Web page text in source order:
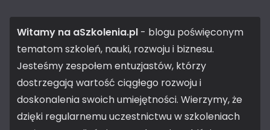
Witamy na aSzkolenia.pl - blogu poświęconym
tematom szkoleń, nauki, rozwoju i biznesu.
Jesteśmy zespołem entuzjastów, którzy
dostrzegają wartość ciągłego rozwoju i
doskonalenia swoich umiejętności. Wierzymy, że
dzięki regularnemu uczestnictwu w szkoleniach